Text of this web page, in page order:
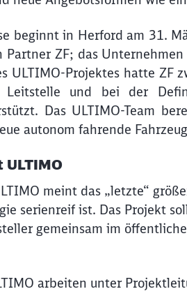
beginnt in Herford am 31.
Partner ZF; das
ULTIMO-Projektes hatte ZF
und bei der
Das ULTIMO-Team
autonom fahrende
ULTIMO
meint das „letzte“
serienreif ist. Das Projekt
gemeinsam im
arbeiten unter